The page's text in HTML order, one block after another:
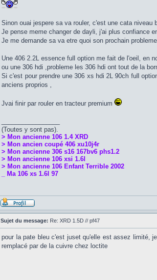
Sinon ouai jespere sa va rouler, c'est une cata niveau
Je pense meme changer de dayli, j'ai plus confiance
Je me demande sa va etre quoi son prochain
Une 406 2.2L essence full option me fait de l'oeil, en
ou une 306 hdi ,probleme les 306 hdi ont tout de la
Si c'est pour prendre une 306 xs hdi 2L 90ch full
anciens proprios ,
Jvai finir par rouler en tracteur premium
(Toutes y sont pas).
> Mon ancienne 106 1.4 XRD
> Mon ancien coupé 406 xu10j4r
> Mon ancienne 306 s16 167bv6 phs1.2
> Mon ancienne 106 xsi 1.6l
> Mon ancienne 106 Enfant Terrible 2002
_ Ma 106 xs 1.6l 97
Sujet du message: Re: XRD 1.5D // pf47
pour la pate bleu c'est juset qu'elle est assez limité,
remplacé par de la cuivre chez loctite